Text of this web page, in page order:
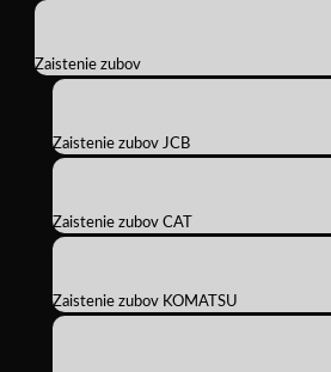
Zaistenie zubov
Zaistenie zubov JCB
Zaistenie zubov CAT
Zaistenie zubov KOMATSU